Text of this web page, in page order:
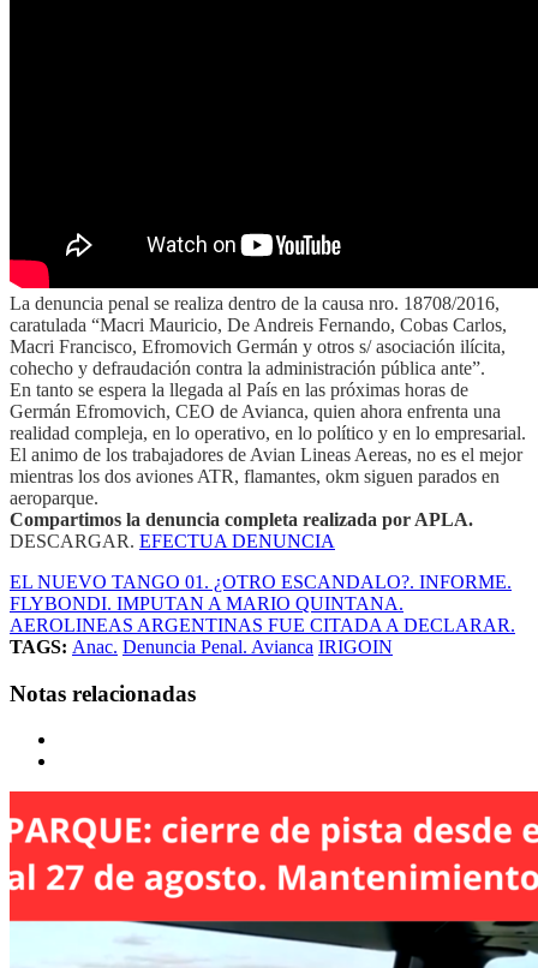
La denuncia penal se realiza dentro de la causa nro. 18708/2016,
caratulada “Macri Mauricio, De Andreis Fernando, Cobas Carlos,
Macri Francisco, Efromovich Germán y otros s/ asociación ilícita,
cohecho y defraudación contra la administración pública ante”.
En tanto se espera la llegada al País en las próximas horas de
Germán Efromovich, CEO de Avianca, quien ahora enfrenta una
realidad compleja, en lo operativo, en lo político y en lo empresarial.
El animo de los trabajadores de Avian Lineas Aereas, no es el mejor
mientras los dos aviones ATR, flamantes, okm siguen parados en
aeroparque.
Compartimos la denuncia completa realizada por APLA.
DESCARGAR. EFECTUA DENUNCIA
EL NUEVO TANGO 01. ¿OTRO ESCANDALO?. INFORME.
FLYBONDI. IMPUTAN A MARIO QUINTANA.
AEROLINEAS ARGENTINAS FUE CITADA A DECLARAR.
TAGS: Anac. Denuncia Penal. Avianca IRIGOIN
Notas relacionadas